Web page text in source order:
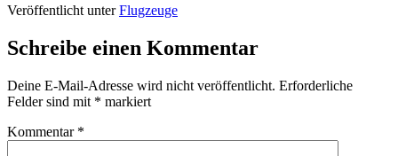
Veröffentlicht unter Flugzeuge
Schreibe einen Kommentar
Deine E-Mail-Adresse wird nicht veröffentlicht. Erforderliche
Felder sind mit * markiert
Kommentar *